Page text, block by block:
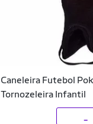
Caneleira Futebol
Tornozeleira Infantil